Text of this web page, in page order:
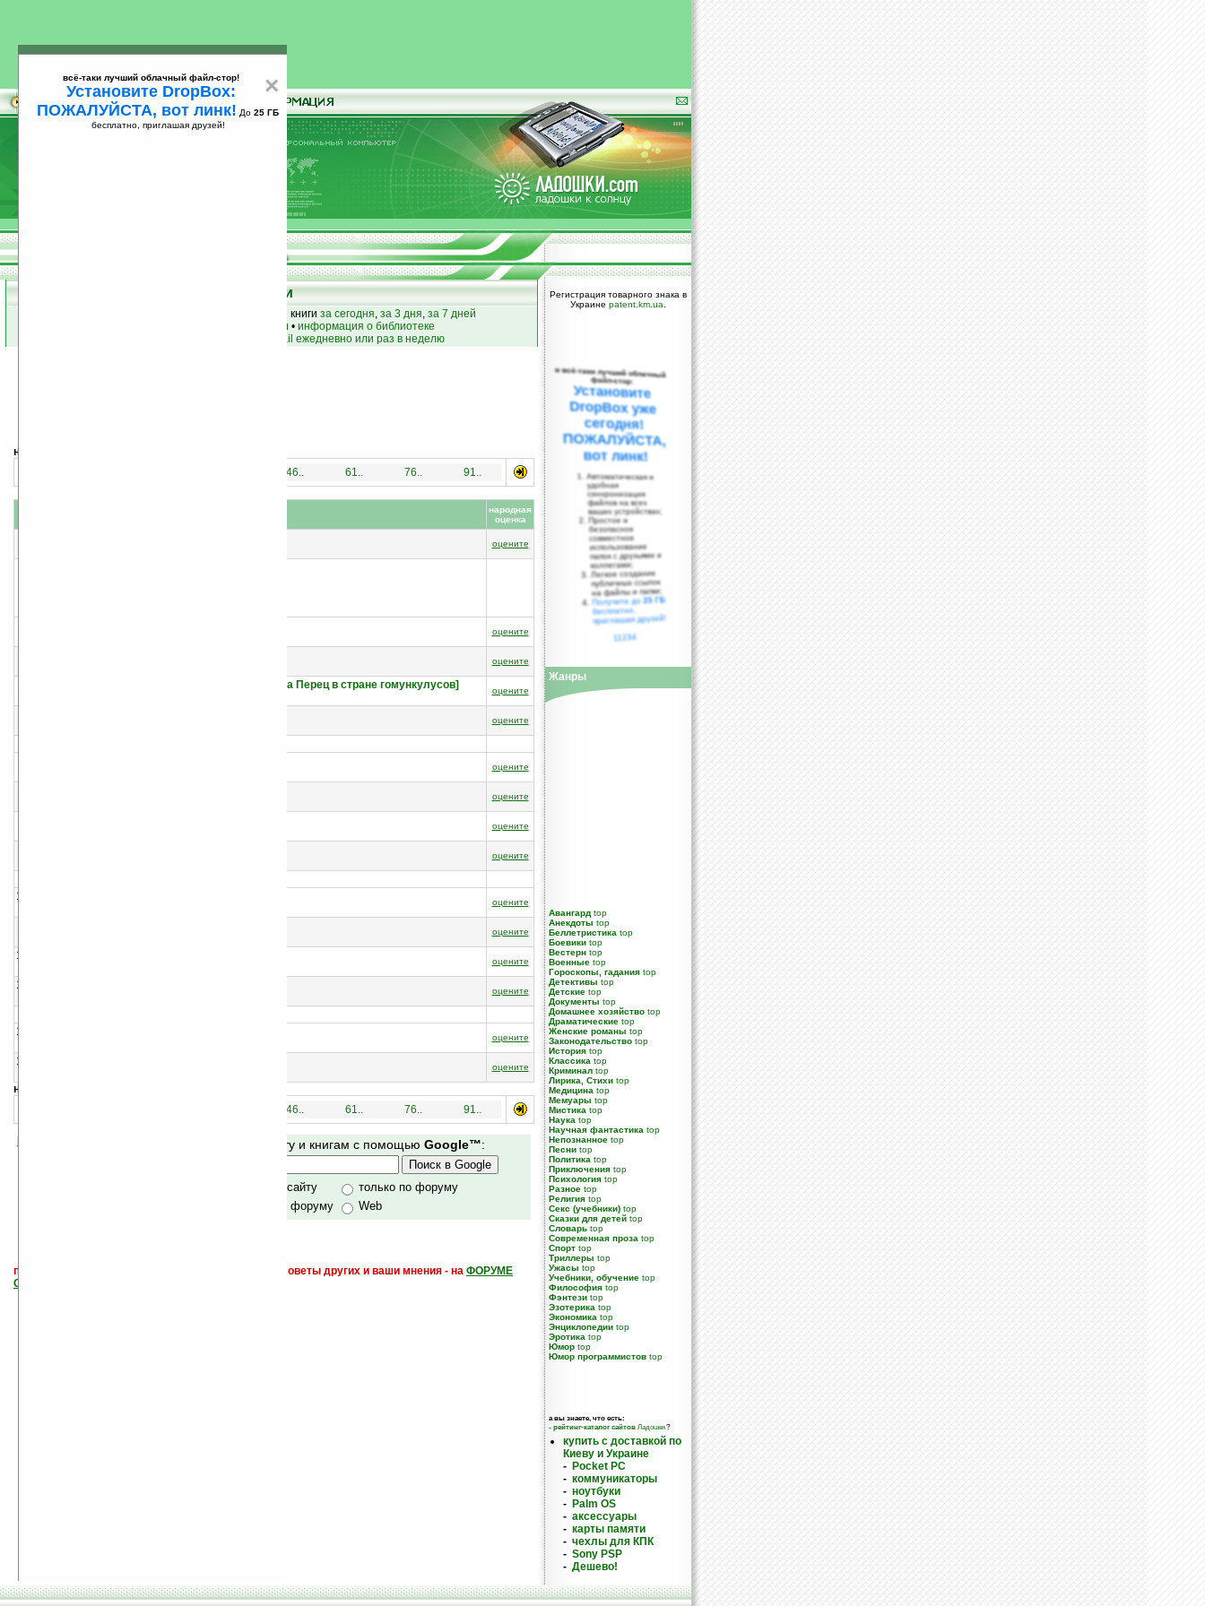
25
Книги
• новые книги за сегодня, за 3 дня, за 7 дней
книги по авторам • информация о библиотеке
на email ежедневно или раз в неделю
навигация:
46.. 61.. 76.. 91..
народная
оценка
оцените
оцените
оцените
Подземное путешествие Алеши Перца [= Алеша Перец в стране гомункулусов]
оцените
оцените
оцените
оцените
оцените
оцените
10 оцените
оцените
12 оцените
13 оцените
14 оцените
15 оцените
навигация:
46.. 61.. 76.. 91..
Поиск по сайту и книгам с помощью Google™:
только по сайту
только по форуму
по сайту и форуму
Web
поиск и обсуждение книг, новых, старых, лучших, советы других и ваши мнения - на ФОРУМЕ
САЙТА "Книги, книги, и другие книги"
Регистрация товарного знака в
Украине patent.km.ua
×
всё-таки лучший облачный файл-стор!
Установите DropBox:
ПОЖАЛУЙСТА, вот линк! До 25 ГБ
бесплатно, приглашая друзей!
и всё-таки лучший облачный
файл-стор:
Установите
DropBox уже
сегодня!
ПОЖАЛУЙСТА,
вот линк!
Автоматическая и
удобная
синхронизация
файлов на всех
ваших устройствах;
Простое и
безопасное
совместное
использование
папок с друзьями и
коллегами;
Легкое создание
публичных ссылок
на файлы и папки;
Получите до25 ГБ
бесплатно,
приглашая друзей!
11234
Жанры
Авангард top
Анекдоты top
Беллетристика top
Боевики top
Вестерн top
Военные top
Гороскопы, гадания top
Детективы top
Детские top
Документы top
Домашнее хозяйство top
Драматические top
Женские романы top
Законодательство top
История top
Классика top
Криминал top
Лирика, Стихи top
Медицина top
Мемуары top
Мистика top
Наука top
Научная фантастика top
Непознанное top
Песни top
Политика top
Приключения top
Психология top
Разное top
Религия top
Секс (учебники) top
Сказки для детей top
Словарь top
Современная проза top
Спорт top
Триллеры top
Ужасы top
Учебники, обучение top
Философия top
Фэнтези top
Эзотерика top
Экономика top
Энциклопедии top
Эротика top
Юмор top
Юмор программистов top
а вы знаете, что есть:
- рейтинг-каталог сайтов Ладошек?
купить с доставкой по
Киеву и Украине
- Pocket PC
- коммуникаторы
- ноутбуки
- Palm OS
- аксессуары
- карты памяти
- чехлы для КПК
- Sony PSP
- Дешево!